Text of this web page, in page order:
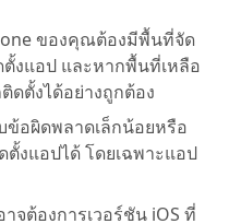
ของคุณต้องมีพื้นที่จัด
งแอป และหากพื้นที่เหลือ
ดตั้งได้อย่างถูกต้อง
ข้อผิดพลาดเล็กน้อยหรือ
งแอปได้ โดยเฉพาะแอป
จต้องการเวอร์ชัน iOS ที่